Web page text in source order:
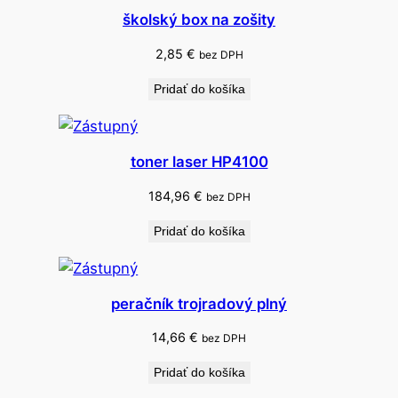
školský box na zošity
2,85 € bez DPH
Pridať do košíka
toner laser HP4100
184,96 € bez DPH
Pridať do košíka
peračník trojradový plný
14,66 € bez DPH
Pridať do košíka